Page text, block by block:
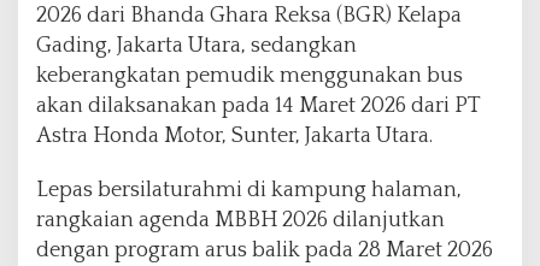
i
b
u
a
P
m
u
2026 dari Bhanda Ghara Reksa (BGR) Kelapa
Gading, Jakarta Utara, sedangkan
keberangkatan pemudik menggunakan bus
akan dilaksanakan pada 14 Maret 2026 dari PT
Astra Honda Motor, Sunter, Jakarta Utara.
Lepas bersilaturahmi di kampung halaman,
rangkaian agenda MBBH 2026 dilanjutkan
dengan program arus balik pada 28 Maret 2026